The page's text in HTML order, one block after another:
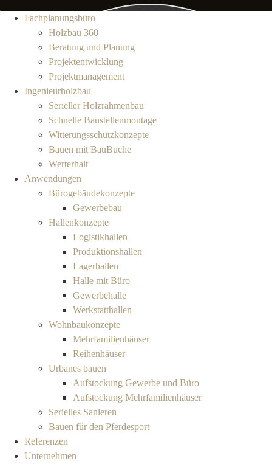
Fachplanungsbüro
Holzbau 360
Beratung und Planung
Projektentwicklung
Projektmanagement
Ingenieurholzbau
Serieller Holzrahmenbau
Schnelle Baustellenmontage
Witterungsschutzkonzepte
Bauen mit BauBuche
Werterhalt
Anwendungen
Bürogebäudekonzepte
Gewerbebau
Hallenkonzepte
Logistikhallen
Produktionshallen
Lagerhallen
Halle mit Büro
Gewerbehalle
Werkstatthallen
Wohnbaukonzepte
Mehrfamilienhäuser
Reihenhäuser
Urbanes bauen
Aufstockung Gewerbe und Büro
Aufstockung Mehrfamilienhäuser
Serielles Sanieren
Bauen für den Pferdesport
Referenzen
Unternehmen